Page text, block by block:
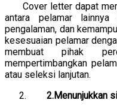
Cover letter dapat
antara pelamar lainnya
pengalaman, dan
kesesuaian pelamar
membuat pihak
mempertimbangkan
atau seleksi lanjutan.
2.Menunjukkan